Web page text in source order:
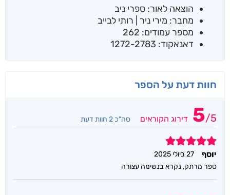
הוצאה לאור: ספרי ניב
מחבר: מירי ניר | רותי לבייב
מספר עמודים: 262
דאנאקוד: 1272-2783
חוות דעת על הספר
5/5 דירוג הקוראים סה"כ 2 חוות דעת
5
יוסף
27 ביולי 2025
ספר מרתק, נקרא בנשימה עצורה